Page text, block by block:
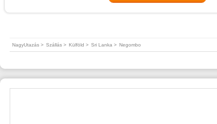
NagyUtazás > Szállás > Külföld > Sri Lanka > Negombo